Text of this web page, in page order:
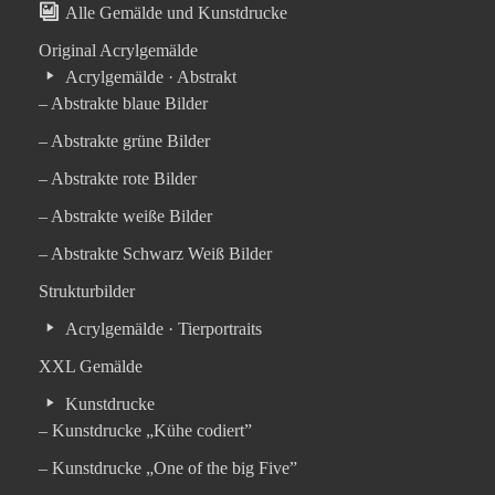
Alle Gemälde und Kunstdrucke
Original Acrylgemälde
Acrylgemälde · Abstrakt
– Abstrakte blaue Bilder
– Abstrakte grüne Bilder
– Abstrakte rote Bilder
– Abstrakte weiße Bilder
– Abstrakte Schwarz Weiß Bilder
Strukturbilder
Acrylgemälde · Tierportraits
XXL Gemälde
Kunstdrucke
– Kunstdrucke „Kühe codiert”
– Kunstdrucke „One of the big Five”